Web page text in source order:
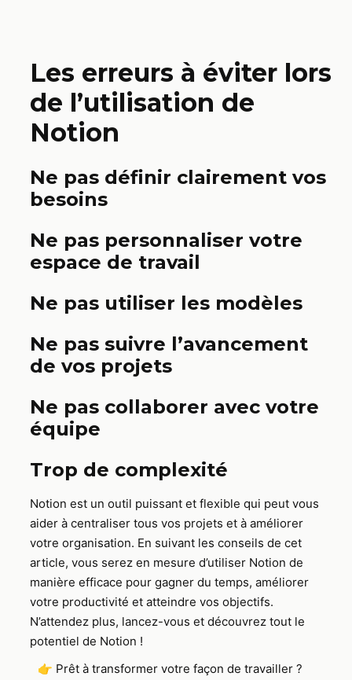
Les erreurs à éviter lors
de l’utilisation de
Notion
Ne pas définir clairement vos
besoins
Ne pas personnaliser votre
espace de travail
Ne pas utiliser les modèles
Ne pas suivre l’avancement
de vos projets
Ne pas collaborer avec votre
équipe
Trop de complexité
Notion est un outil puissant et flexible qui peut vous
aider à centraliser tous vos projets et à améliorer
votre organisation. En suivant les conseils de cet
article, vous serez en mesure d’utiliser Notion de
manière efficace pour gagner du temps, améliorer
votre productivité et atteindre vos objectifs.
N’attendez plus, lancez-vous et découvrez tout le
potentiel de Notion !
👉 Prêt à transformer votre façon de travailler ?